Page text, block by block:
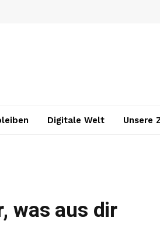
Digitale Welt Unsere
was aus dir